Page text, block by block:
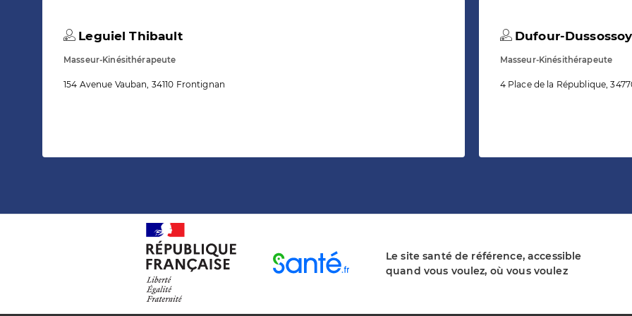
Leguiel Thibault
Masseur-Kinésithérapeute
154 Avenue Vauban, 34110 Frontignan
Dufour-
Masseur-Kinésithérapeute
4 Place de la République,
Le site santé de référence, accessible
quand vous voulez, où vous voulez